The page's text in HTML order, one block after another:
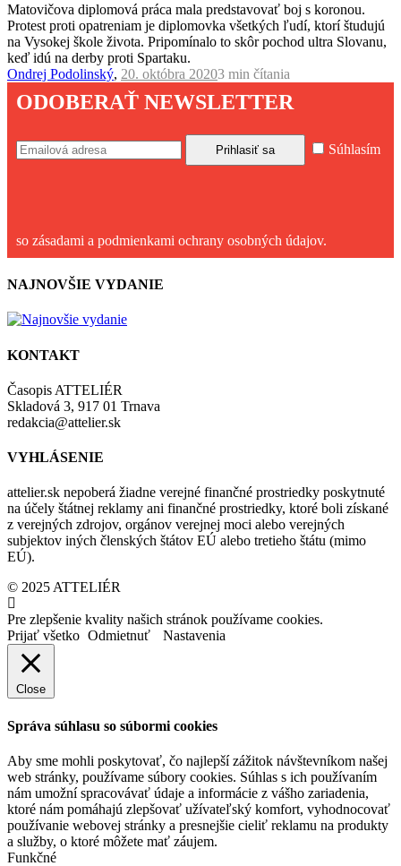
Matovičova diplomová práca mala predstavovať boj s koronou.
Protest proti opatreniam je diplomovka všetkých ľudí, ktorí študujú
na Vysokej škole života. Pripomínalo to skôr pochod ultra Slovanu,
keď idú na derby proti Spartaku.
Ondrej Podolinský, 20. októbra 20203 min čítania
ODOBERAŤ NEWSLETTER
Súhlasím
so zásadami a podmienkami ochrany osobných údajov.
NAJNOVŠIE VYDANIE
KONTAKT
Časopis ATTELIÉR
Skladová 3, 917 01 Trnava
redakcia@attelier.sk
VYHLÁSENIE
attelier.sk nepoberá žiadne verejné finančné prostriedky poskytnuté
na účely štátnej reklamy ani finančné prostriedky, ktoré boli získané
z verejných zdrojov, orgánov verejnej moci alebo verejných
subjektov iných členských štátov EÚ alebo tretieho štátu (mimo
EÚ).
© 2025 ATTELIÉR
Pre zlepšenie kvality našich stránok používame cookies.
Prijať všetko Odmietnuť Nastavenia
Close
Správa súhlasu so súbormi cookies
Aby sme mohli poskytovať, čo najlepší zážitok návštevníkom našej
web stránky, používame súbory cookies. Súhlas s ich používaním
nám umožní spracovávať údaje a informácie z vášho zariadenia,
ktoré nám pomáhajú zlepšovať užívateľský komfort, vyhodnocovať
používanie webovej stránky a presnejšie cieliť reklamu na produkty
a služby, o ktoré môžete mať záujem.
Funkčné